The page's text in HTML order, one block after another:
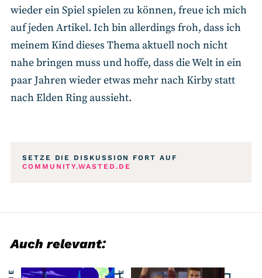
wieder ein Spiel spielen zu können, freue ich mich
auf jeden Artikel. Ich bin allerdings froh, dass ich
meinem Kind dieses Thema aktuell noch nicht
nahe bringen muss und hoffe, dass die Welt in ein
paar Jahren wieder etwas mehr nach Kirby statt
nach Elden Ring aussieht.
SETZE DIE DISKUSSION FORT AUF
COMMUNITY.WASTED.DE
Auch relevant: